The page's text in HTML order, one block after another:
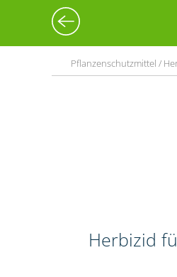
Pflanzenschutzmittel /
Herbizid